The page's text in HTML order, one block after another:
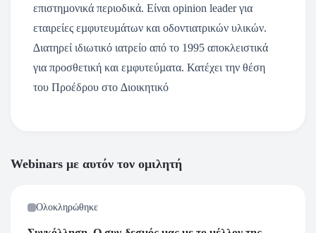
επιστηµονικά περιοδικά. Είναι opinion leader για
εταιρείες εµφυτευµάτων και οδοντιατρικών υλικών.
∆ιατηρεί ιδιωτικό ιατρείο από το 1995 αποκλειστικά
για προσθετική και εµφυτεύµατα. Κατέχει την θέση
του Προέδρου στο ∆ιοικητικό
Webinars με αυτόν τον ομιλητή
Ολοκληρώθηκε